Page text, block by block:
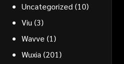
Uncategorized (10)
Viu (3)
Wavve (1)
Wuxia (201)